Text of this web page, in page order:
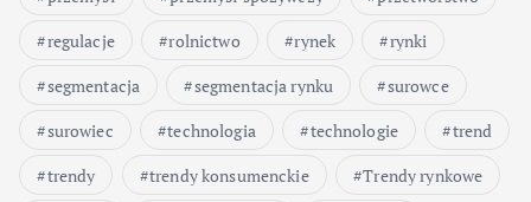
regulacje
rolnictwo rynek
rynki
segmentacja
segmentacja rynku
surowce
surowiec
technologia technologie
trend
trendy
trendy konsumenckie
Trendy rynkowe